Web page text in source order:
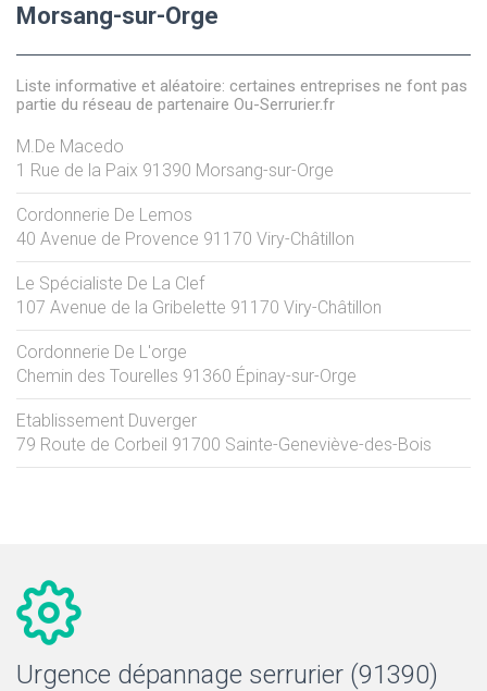
Morsang-sur-Orge
Liste informative et aléatoire: certaines entreprises ne font pas
partie du réseau de partenaire Ou-Serrurier.fr
M.De Macedo
1 Rue de la Paix 91390 Morsang-sur-Orge
Cordonnerie De Lemos
40 Avenue de Provence 91170 Viry-Châtillon
Le Spécialiste De La Clef
107 Avenue de la Gribelette 91170 Viry-Châtillon
Cordonnerie De L'orge
Chemin des Tourelles 91360 Épinay-sur-Orge
Etablissement Duverger
79 Route de Corbeil 91700 Sainte-Geneviève-des-Bois
Urgence dépannage serrurier (91390)